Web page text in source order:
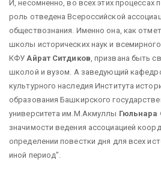
И, несомненно, во всех этих процессах
роль отведена Всероссийской
обществознания. Именно она, как
школы исторических наук и
КФУ Айрат Ситдиков , призвана быть
школой и вузом. А заведующий
культурного наследия Института
образования Башкирского
университета им.М.Акмуллы Гюльнара
значимости ведения ассоциацией
определении повестки дня для всех
иной период".